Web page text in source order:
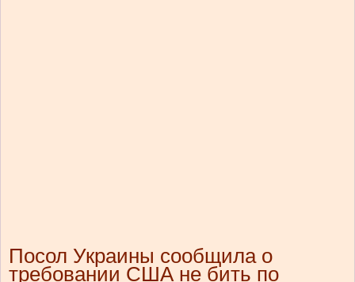
Посол Украины сообщила о
требовании США не бить по